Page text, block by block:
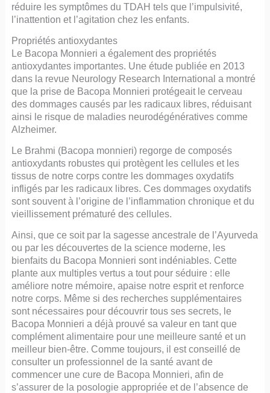
réduire les symptômes du TDAH tels que l’impulsivité,
l’inattention et l’agitation chez les enfants.
Propriétés antioxydantes
Le Bacopa Monnieri a également des propriétés
antioxydantes importantes. Une étude publiée en 2013
dans la revue Neurology Research International a montré
que la prise de Bacopa Monnieri protégeait le cerveau
des dommages causés par les radicaux libres, réduisant
ainsi le risque de maladies neurodégénératives comme
Alzheimer.
Le Brahmi (Bacopa monnieri) regorge de composés
antioxydants robustes qui protègent les cellules et les
tissus de notre corps contre les dommages oxydatifs
infligés par les radicaux libres. Ces dommages oxydatifs
sont souvent à l’origine de l’inflammation chronique et du
vieillissement prématuré des cellules.
Ainsi, que ce soit par la sagesse ancestrale de l’Ayurveda
ou par les découvertes de la science moderne, les
bienfaits du Bacopa Monnieri sont indéniables. Cette
plante aux multiples vertus a tout pour séduire : elle
améliore notre mémoire, apaise notre esprit et renforce
notre corps. Même si des recherches supplémentaires
sont nécessaires pour découvrir tous ses secrets, le
Bacopa Monnieri a déjà prouvé sa valeur en tant que
complément alimentaire pour une meilleure santé et un
meilleur bien-être. Comme toujours, il est conseillé de
consulter un professionnel de la santé avant de
commencer une cure de Bacopa Monnieri, afin de
s’assurer de la posologie appropriée et de l’absence de